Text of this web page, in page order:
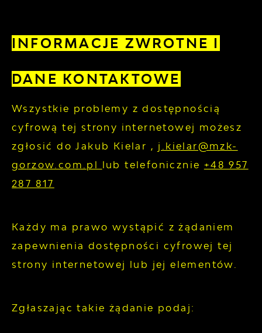
INFORMACJE ZWROTNE I
DANE KONTAKTOWE
Wszystkie problemy z dostępnością
cyfrową tej strony internetowej możesz
zgłosić doJakub Kielar , j.kielar@mzk-
gorzow.com.pl lub telefonicznie +48 957
287 817
Każdy ma prawo wystąpić z żądaniem
zapewnienia dostępności cyfrowej tej
strony internetowej lub jej elementów.
Zgłaszając takie żądanie podaj: